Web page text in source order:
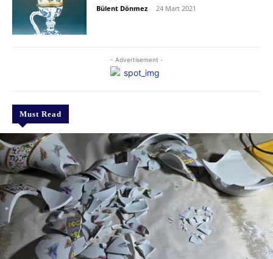
- Advertisement -
Must Read
Bülent Dönmez - 24 Mart 2021